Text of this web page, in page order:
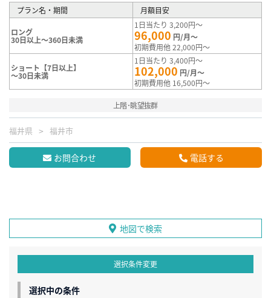
プラン名・期間 月額目安
ロング
30日以上～360日未満
1日当たり 3,200円～
96,000 円/月～
初期費用他 22,000円～
ショート【7日以上】
～30日未満
1日当たり 3,400円～
102,000 円/月～
初期費用他 16,500円～
上階･眺望抜群
福井県 福井市
お問合わせ 電話する
地図で検索
選択条件変更
選択中の条件